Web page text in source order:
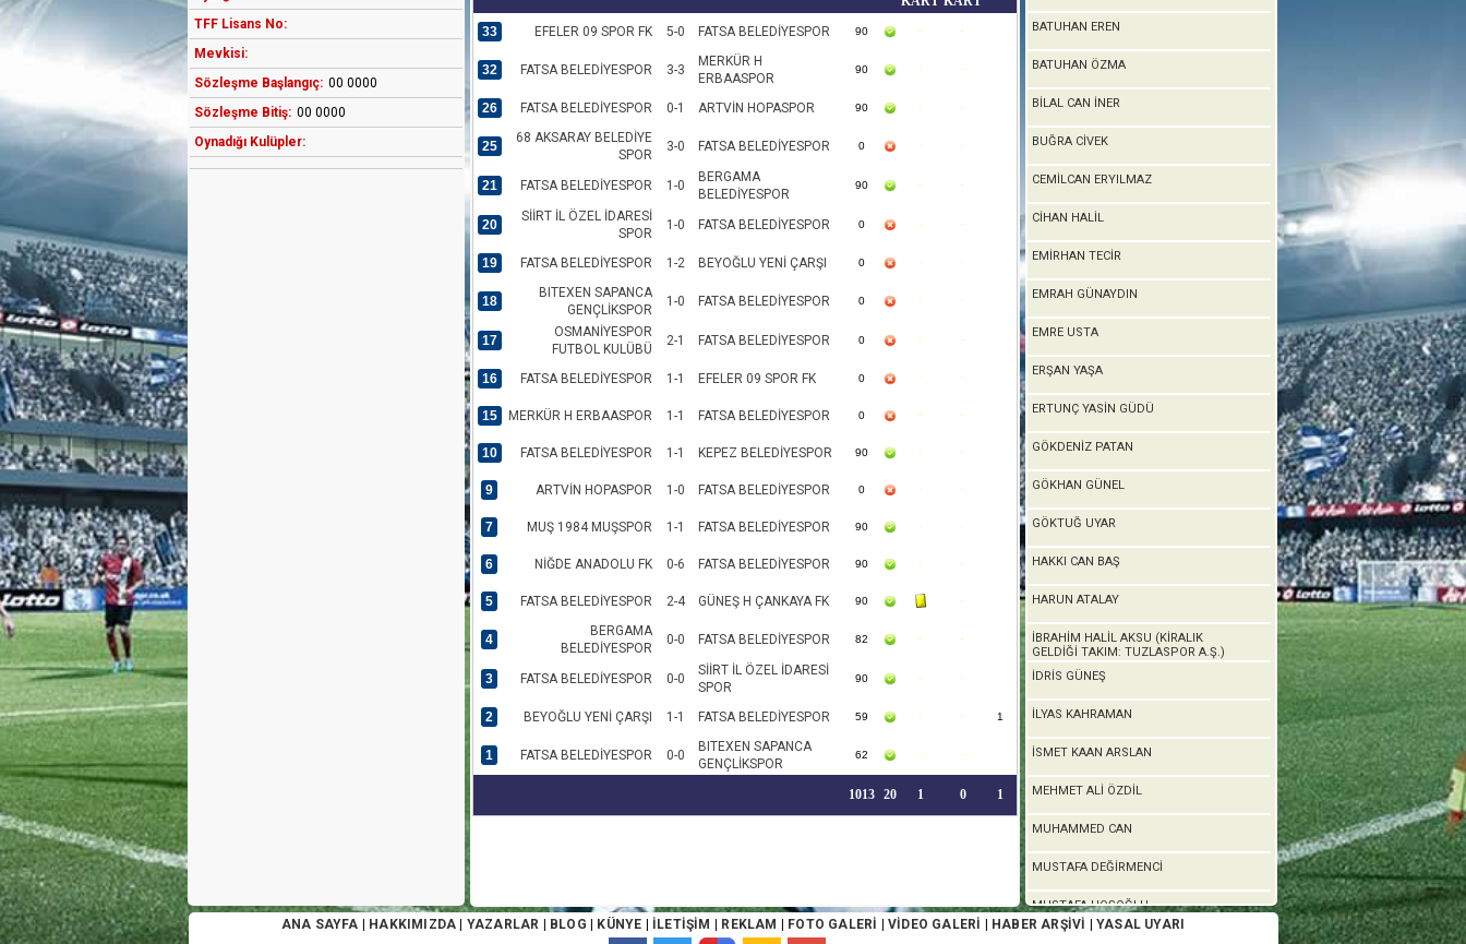
TFF Lisans No:
Mevkisi:
Sözleşme Başlangıç: 00 0000
Sözleşme Bitiş: 00 0000
Oynadığı Kulüpler:
33 EFELER 09 SPOR FK 5-0 FATSA BELEDİYESPOR 90
32 FATSA BELEDİYESPOR 3-3
MERKÜR H
ERBAASPOR
90
26 FATSA BELEDİYESPOR 0-1 ARTVİN HOPASPOR 90
25
68 AKSARAY BELEDİYE
SPOR
3-0 FATSA BELEDİYESPOR 0
21 FATSA BELEDİYESPOR 1-0
BERGAMA
BELEDİYESPOR
90
20
SİİRT İL ÖZEL İDARESİ
SPOR
1-0 FATSA BELEDİYESPOR 0
19 FATSA BELEDİYESPOR 1-2 BEYOĞLU YENİ ÇARŞI 0
18
BITEXEN SAPANCA
GENÇLİKSPOR
1-0 FATSA BELEDİYESPOR 0
17
OSMANİYESPOR
FUTBOL KULÜBÜ
2-1 FATSA BELEDİYESPOR 0
16 FATSA BELEDİYESPOR 1-1 EFELER 09 SPOR FK 0
15 MERKÜR H ERBAASPOR 1-1 FATSA BELEDİYESPOR 0
10 FATSA BELEDİYESPOR 1-1 KEPEZ BELEDİYESPOR 90
9 ARTVİN HOPASPOR 1-0 FATSA BELEDİYESPOR 0
7 MUŞ 1984 MUŞSPOR 1-1 FATSA BELEDİYESPOR 90
6 NİĞDE ANADOLU FK 0-6 FATSA BELEDİYESPOR 90
5 FATSA BELEDİYESPOR 2-4 GÜNEŞ H ÇANKAYA FK 90
4
BERGAMA
BELEDİYESPOR
0-0 FATSA BELEDİYESPOR 82
3 FATSA BELEDİYESPOR 0-0
SİİRT İL ÖZEL İDARESİ
SPOR
90
2 BEYOĞLU YENİ ÇARŞI 1-1 FATSA BELEDİYESPOR 59 1
1 FATSA BELEDİYESPOR 0-0
BITEXEN SAPANCA
GENÇLİKSPOR
62
1013 20 1 0 1
BATUHAN EREN
BATUHAN ÖZMA
BİLAL CAN İNER
BUĞRA CİVEK
CEMİLCAN ERYILMAZ
CİHAN HALİL
EMİRHAN TECİR
EMRAH GÜNAYDIN
EMRE USTA
ERŞAN YAŞA
ERTUNÇ YASİN GÜDÜ
GÖKDENİZ PATAN
GÖKHAN GÜNEL
GÖKTUĞ UYAR
HAKKI CAN BAŞ
HARUN ATALAY
İBRAHİM HALİL AKSU (KİRALIK
GELDİĞİ TAKIM: TUZLASPOR A.Ş.)
İDRİS GÜNEŞ
İLYAS KAHRAMAN
İSMET KAAN ARSLAN
MEHMET ALİ ÖZDİL
MUHAMMED CAN
MUSTAFA DEĞİRMENCİ
MUSTAFA HOŞOĞLU
ANA SAYFA HAKKIMIZDA YAZARLAR BLOG KÜNYE İLETİŞİM REKLAM FOTO GALERİ VİDEO GALERİ HABER ARŞİVİ YASAL UYARI